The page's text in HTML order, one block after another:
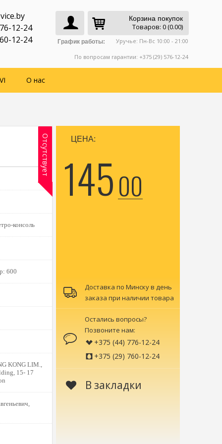
Корзина покупок
Товаров: 0 (0.00)
График работы: Уручье: Пн-Вс 10:00 - 21:00
По вопросам гарантии: +375 (29) 576-12-24
12-24
12-24
О нас
консоль
600
KONG LIM.,
15- 17
Отсутствует ЦЕНА:
14500
Доставка по Минску в день
заказа при наличии товара
Остались вопросы?
Позвоните нам:
+375 (44) 776-12-24
+375 (29) 760-12-24
В закладки